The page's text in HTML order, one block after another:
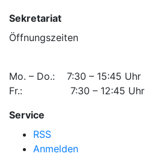
Sekretariat
Öffnungszeiten
Mo. – Do.: 7:30 – 15:45 Uhr
Fr.: 7:30 – 12:45 Uhr
Service
RSS
Anmelden